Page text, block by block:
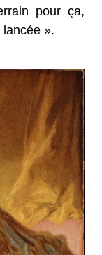
pour ça,
lancée ».